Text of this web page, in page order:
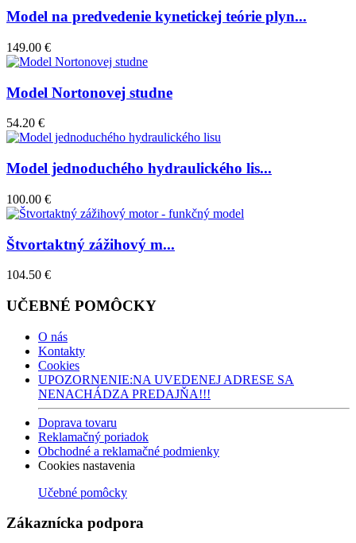
Model na predvedenie kynetickej teórie plyn...
149.00 €
Model Nortonovej studne
54.20 €
Model jednoduchého hydraulického lis...
100.00 €
Štvortaktný zážihový m...
104.50 €
UČEBNÉ POMÔCKY
O nás
Kontakty
Cookies
UPOZORNENIE:NA UVEDENEJ ADRESE SA
NENACHÁDZA PREDAJŇA!!!
Doprava tovaru
Reklamačný poriadok
Obchodné a reklamačné podmienky
Cookies nastavenia
Učebné pomôcky
Zákaznícka podpora